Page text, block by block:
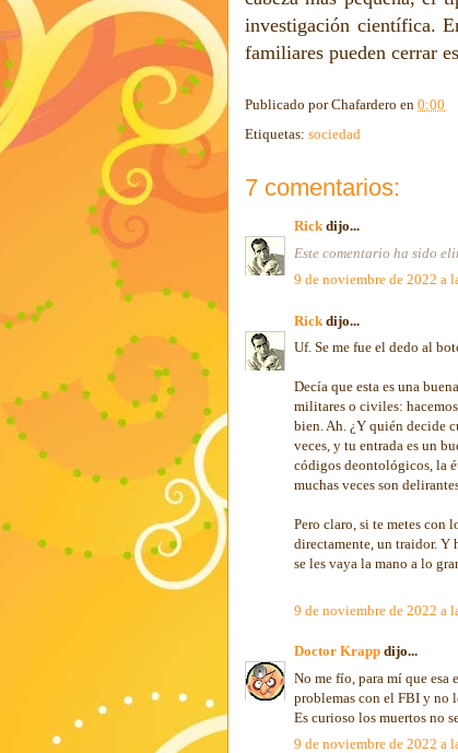
investigación científica.
familiares pueden cerrar
Publicado porChafardero en 0:00
Etiquetas: sociedad
7 comentarios:
Rick dijo...
Este comentario ha sido
9 de noviembre de 2022 a
Rick dijo...
Uf. Se me fue el dedo al
Decía que esta es una
militares o civiles: hacemos
bien. Ah. ¿Y quién decide
veces, y tu entrada es un
códigos deontológicos, la
muchas veces son
Pero claro, si te metes con
directamente, un traidor. Y
se les vaya la mano a lo
9 de noviembre de 2022 a
Doctor Krapp dijo...
No me fío, para mí que esa
problemas con el FBI y no
Es curioso los muertos no
9 de noviembre de 2022 a